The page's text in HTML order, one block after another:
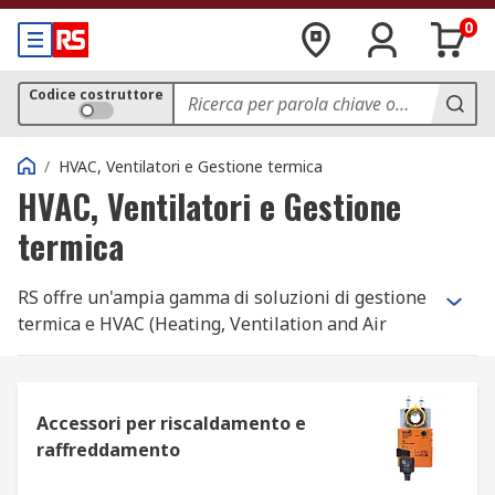
0
Codice costruttore
/ HVAC, Ventilatori e Gestione termica
HVAC, Ventilatori e Gestione
termica
RS offre un'ampia gamma di soluzioni di gestione
termica e HVAC (Heating, Ventilation and Air
Che cosa si intende per HVAC?
Accessori per riscaldamento e
raffreddamento